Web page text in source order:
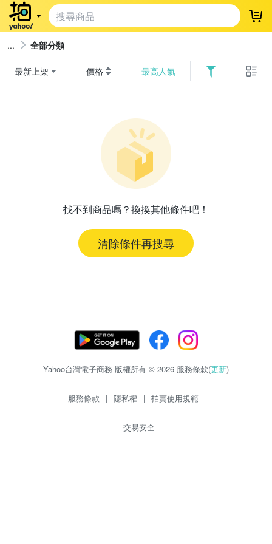
登
全部分類
最新上架 價格 最高人氣
找不到商品嗎？換換其他條件吧！
清除條件再搜尋
Yahoo台灣電子商務 版權所有 © 2026 服務條款(更新)
服務條款 | 隱私權 | 拍賣使用規範
交易安全